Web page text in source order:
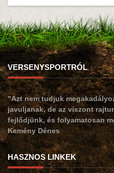
VERSENYSPORTRÓL
"Azt nem tudjuk
javuljanak, de az viszont
fejlődjünk, és folyamatosan
Kemény Dénes
HASZNOS LINKEK